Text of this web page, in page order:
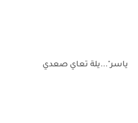
ياسر"...يلة تعاي صعدي